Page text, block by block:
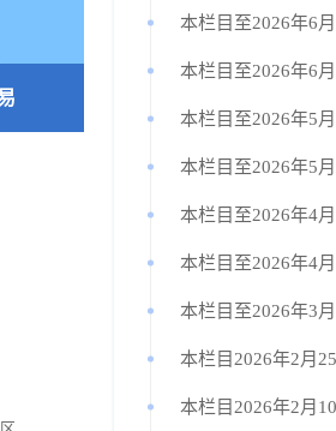
本栏目至2026年6
本栏目至2026年6
本栏目至2026年5
本栏目至2026年5
本栏目至2026年4
本栏目至2026年4
本栏目至2026年3
本栏目2026年2月
本栏目2026年2月